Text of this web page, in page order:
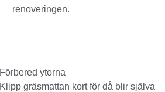
renoveringen.
Förbered ytorna
Klipp gräsmattan kort för då blir själva